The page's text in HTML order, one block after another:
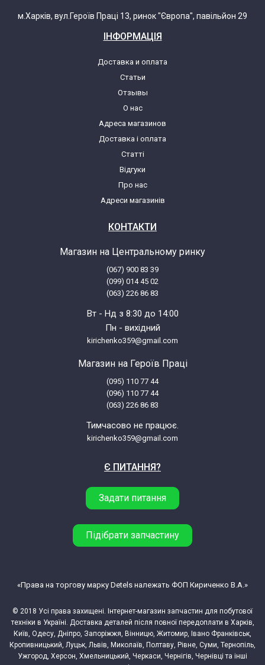
Zelmer ZMM1487SRU (986.87)
Zelmer ZMM1488EUA (986.88)
5900215013541
Zelmer ZMM1488GRU (986.88)
Zelmer ZMM1488MRU (986.88)
Zelmer ZMM1488SRU (986.88)
Zelmer ZMM1488XRU (986.88)
Zelmer ZMMA018X (A863107.00)
Zelmer ZMMA018XRU (A863107.04)
5900215024882
P0Z000005868A003B8
Zelmer Z8868 (886.8MP)
5900215009872
Zelmer Z8868SL (886.80)
5900215003115
м.Харків, вул.Героїв Праці 13, ринок "Європа", павільйон 29
ІНФОРМАЦІЯ
Доставка и оплата
Статьи
Отзывы
О нас
Адреса магазинов
Доставка і оплата
Статті
Відгуки
Про нас
Адреси магазинів
КОНТАКТИ
Магазин на Центральному ринку
(067) 900 83 39
(099) 014 45 02
(063) 226 86 83
Вт - Нд з 8:30 до 14:00
Пн - вихідний
kirichenko359@gmail.com
Магазин на Героїв Праці
(095) 110 77 44
(096) 110 77 44
(063) 226 86 83
Тимчасово не працює.
kirichenko359@gmail.com
Є ПИТАННЯ?
Задати питання
Підібрати запчастину
© 2018 Усі права захищені. Інтернет-магазин запчастин для побутової
техніки в Україні. Доставка деталей після повної передоплати в Харків,
Київ, Одесу, Дніпро, Запоріжжя, Вінницю, Житомир, Івано Франківськ,
Кропивницький, Луцьк, Львів, Миколаїв, Полтаву, Рівне, Суми, Тернопіль,
Ужгород, Херсон, Хмельницький, Черкаси, Чернігів, Чернівці та інші
«Права на торгову марку Detels належать ФОП Кириченко В.А.»